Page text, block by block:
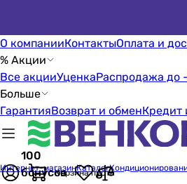
О компанииКонтактыОплата и
% Акции
Все акцииУценкаРаспродажа до
Больше
ГарантияВозврат и обменКредит
100
бонусовКорзина пуста
Интернет-магазинКаталог